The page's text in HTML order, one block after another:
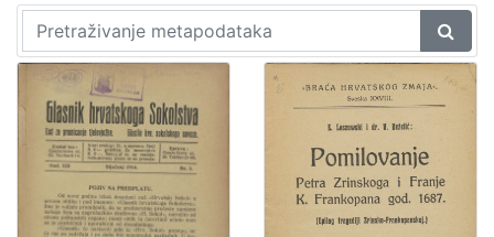
Nakladnička
cjelina
Družba "Braća Hrvatskoga Zmaja"
Obitelji Šubić, Zrinski i Frankopan
Vještice
Zagreb na pragu modernog doba
Sport